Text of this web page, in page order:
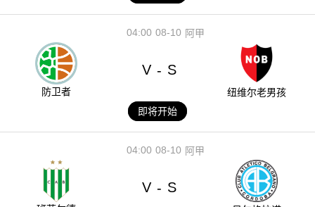
08-10
04:00 阿甲
防卫者
V - S
纽维尔老男孩
即将开始
08-10
04:00 阿甲
V - S